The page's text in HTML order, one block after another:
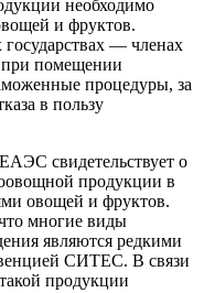
необходимо
и фруктов.
— членах
при помещении
процедуры, за
в пользу
свидетельствует о
продукции в
овощей и фруктов.
многие виды
являются редкими
СИТЕС. В связи
продукции